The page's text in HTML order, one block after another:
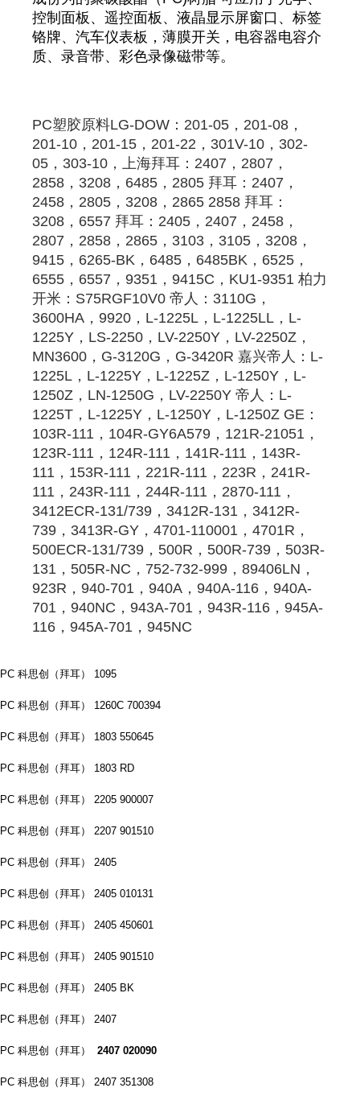
控制面板、遥控面板、液晶显示屏窗口、标签
铬牌、汽车仪表板，薄膜开关，电容器电容介
质、录音带、彩色录像磁带等。
PC塑胶原料LG-DOW：201-05，201-08，
201-10，201-15，201-22，301V-10，302-
05，303-10， 上海拜耳 ：2407，2807，
2858，3208，6485， 2805 拜耳 ：2407，
2458， 2805 ，3208，2865 2858 拜耳 ：
3208，6557 拜耳 ：2405，2407，2458，
2807，2858，2865，3103，3105，3208，
9415，6265-BK，6485，6485BK，6525，
6555，6557，9351，9415C，KU1-9351 柏力
开米：S75RGF10V0 帝人：3110G，
3600HA，9920，L-1225L，L-1225LL，L-
1225Y，LS-2250，LV-2250Y，LV-2250Z，
MN3600，G-3120G，G-3420R 嘉兴帝人：L-
1225L，L-1225Y，L-1225Z，L-1250Y，L-
1250Z，LN-1250G，LV-2250Y 帝人：L-
1225T，L-1225Y，L-1250Y，L-1250Z GE：
103R-111，104R-GY6A579，121R-21051，
123R-111，124R-111，141R-111，143R-
111，153R-111，221R-111，223R，241R-
111，243R-111，244R-111，2870-111，
3412ECR-131/739，3412R-131，3412R-
739，3413R-GY，4701-110001，4701R，
500ECR-131/739，500R，500R-739，503R-
131，505R-NC，752-732-999，89406LN，
923R，940-701，940A，940A-116，940A-
701，940NC，943A-701，943R-116，945A-
116，945A-701，945NC
PC 科思创（拜耳） 1095
PC 科思创（拜耳） 1260C 700394
PC 科思创（拜耳） 1803 550645
PC 科思创（拜耳） 1803 RD
PC 科思创（拜耳） 2205 900007
PC 科思创（拜耳） 2207 901510
PC 科思创（拜耳） 2405
PC 科思创（拜耳） 2405 010131
PC 科思创（拜耳） 2405 450601
PC 科思创（拜耳） 2405 901510
PC 科思创（拜耳） 2405 BK
PC 科思创（拜耳） 2407
PC 科思创（拜耳） 2407 020090
PC 科思创（拜耳） 2407 351308